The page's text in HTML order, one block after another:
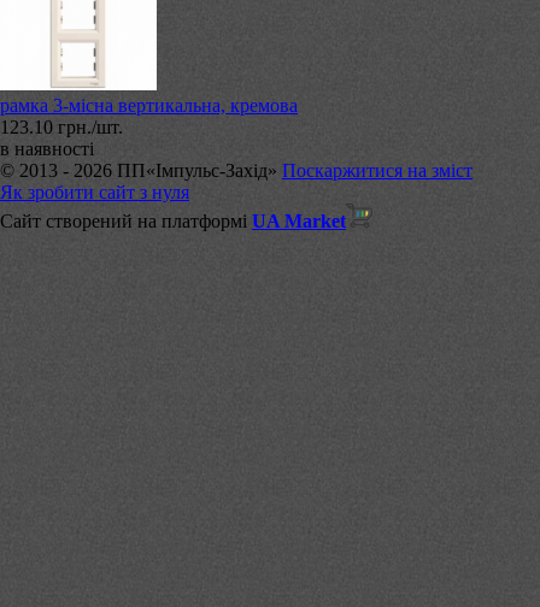
рамка 3-місна вертикальна, кремова
123.10 грн./шт.
в наявності
© 2013 - 2026 ПП«Імпульс-Захід» Поскаржитися на зміст
Як зробити сайт з нуля
Сайт створений на платформі UA Market